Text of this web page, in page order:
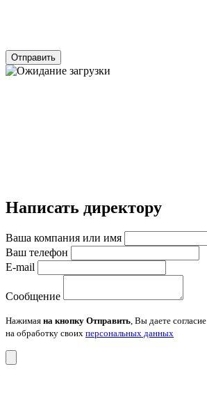
Отправить
Написать директору
Ваша компания или имя
Ваш телефон
E-mail
Сообщение
Нажимая на кнопку Отправить , Вы даете согласие
на обработку своих персональных данных